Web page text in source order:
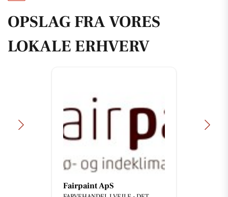
OPSLAG FRA VORES
LOKALE ERHVERV
Fairpaint ApS